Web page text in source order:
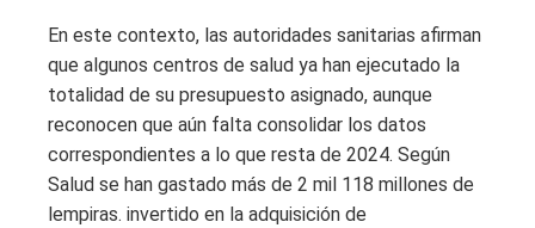
En este contexto, las autoridades sanitarias afirman
que algunos centros de salud ya han ejecutado la
totalidad de su presupuesto asignado, aunque
reconocen que aún falta consolidar los datos
correspondientes a lo que resta de 2024. Según
Salud se han gastado más de 2 mil 118 millones de
lempiras. invertido en la adquisición de